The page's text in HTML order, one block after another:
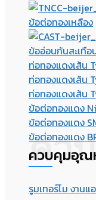
ข้อต่อทองเหลือง
ข้ออ่อนกันสะเทือ
ท่อทองแดงเส้น
ท่อทองแดงเส้น
ท่อทองแดงเส้น
ข้อต่อทองแดง
ข้อต่อทองแดง
ข้อต่อทองแดง
คว
ควบคุมอุณ
รูมเทอร์โม งานแ